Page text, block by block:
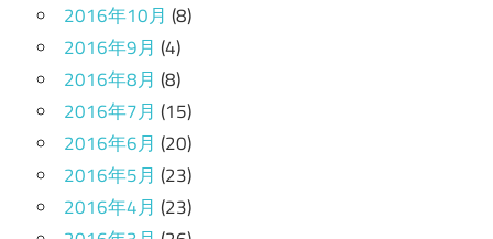
2016年10月 (8)
2016年9月 (4)
2016年8月 (8)
2016年7月 (15)
2016年6月 (20)
2016年5月 (23)
2016年4月 (23)